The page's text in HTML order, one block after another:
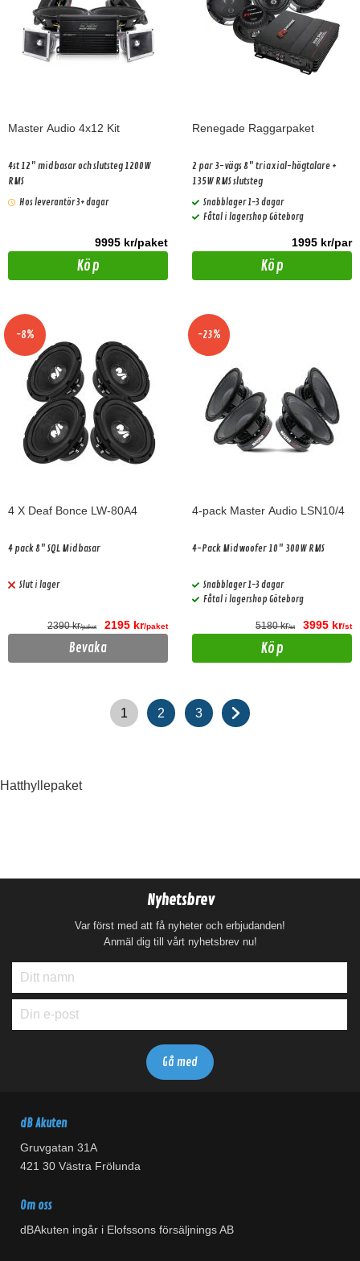
Master Audio 4x12 Kit
4st 12" midbasar och slutsteg 1200W
RMS
Hos leverantör 3+ dagar
9995 kr/paket
Köp
Renegade Raggarpaket
2 par 3-vägs 8" triaxial-högtalare +
135W RMS slutsteg
Snabblager 1-3 dagar
Fåtal i lagershop Göteborg
1995 kr/par
Köp
-8%
4 X Deaf Bonce LW-80A4
4 pack 8" SQL Midbasar
Slut i lager
2390 kr/paket 2195 kr/paket
Bevaka
-23%
4-pack Master Audio LSN10/4
4-Pack Midwoofer 10" 300W RMS
Snabblager 1-3 dagar
Fåtal i lagershop Göteborg
5180 kr/st 3995 kr/st
Köp
1 2 3
Hatthyllepaket
Nyhetsbrev
Var först med att få nyheter och erbjudanden!
Anmäl dig till vårt nyhetsbrev nu!
dB Akuten
Gruvgatan 31A
421 30 Västra Frölunda
Om oss
dBAkuten ingår i Elofssons försäljnings AB